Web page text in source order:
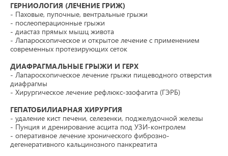
ГЕРНИОЛОГИЯ (ЛЕЧЕНИЕ ГРИЖ)
- Паховые, пупочные, вентральные грыжи
- послеоперационные грыжи
- диастаз прямых мышц живота
- Лапароскопическое и открытое лечение с применением
современных протезирующих сеток
ДИАФРАГМАЛЬНЫЕ ГРЫЖИ И ГЕРХ
- Лапароскопическое лечение грыжи пищеводного отверстия
диафрагмы
- Хирургическое лечение рефлюкс-эзофагита (ГЭРБ)
ГЕПАТОБИЛИАРНАЯ ХИРУРГИЯ
- удаление кист печени, селезенки, поджелудочной железы
- Пунция и дренирование асцита под УЗИ-контролем
- оперативное лечение хронического фиброзно-
дегенеративного кальцинозного панкреатита